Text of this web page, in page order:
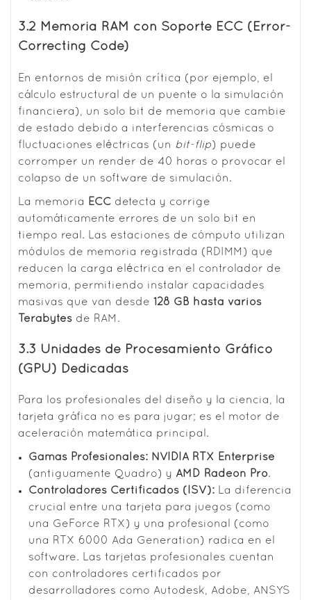
3.2 Memoria RAM con Soporte ECC (Error-
Correcting Code)
En entornos de misión crítica (por ejemplo, el
cálculo estructural de un puente o la simulación
financiera), un solo bit de memoria que cambie
de estado debido a interferencias cósmicas o
fluctuaciones eléctricas (un bit-flip ) puede
corromper un render de 40 horas o provocar el
colapso de un software de simulación.
La memoria ECC detecta y corrige
automáticamente errores de un solo bit en
tiempo real. Las estaciones de cómputo utilizan
módulos de memoria registrada (RDIMM) que
reducen la carga eléctrica en el controlador de
memoria, permitiendo instalar capacidades
masivas que van desde 128 GB hasta varios
Terabytes de RAM.
3.3 Unidades de Procesamiento Gráfico
(GPU) Dedicadas
Para los profesionales del diseño y la ciencia, la
tarjeta gráfica no es para jugar; es el motor de
aceleración matemática principal.
Gamas Profesionales: NVIDIA RTX Enterprise
(antiguamente Quadro) y AMD Radeon Pro.
Controladores Certificados (ISV): La diferencia
crucial entre una tarjeta para juegos (como
una GeForce RTX) y una profesional (como
una RTX 6000 Ada Generation) radica en el
software. Las tarjetas profesionales cuentan
con controladores certificados por
desarrolladores como Autodesk, Adobe, ANSYS